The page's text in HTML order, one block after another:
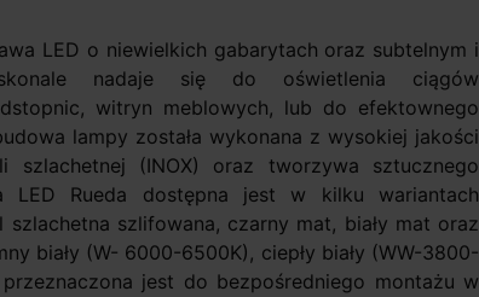
LED o niewielkich gabarytach oraz subtelnym i
nadaje się do oświetlenia ciągów
witryn meblowych, lub do efektownego
lampy została wykonana z wysokiej jakości
szlachetnej (INOX) oraz tworzywa sztucznego
LED Rueda dostępna jest w kilku wariantach
szlifowana, czarny mat, biały mat oraz
biały (W- 6000-6500K), ciepły biały (WW-3800-
jest do bezpośredniego montażu w